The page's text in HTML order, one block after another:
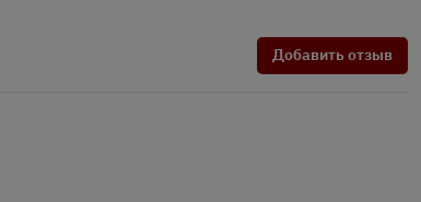
Добавить отзыв